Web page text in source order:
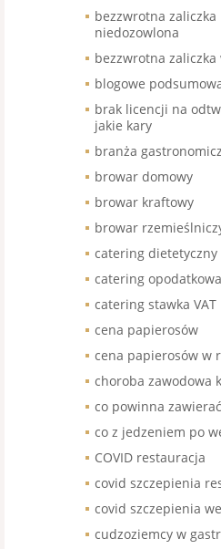
bezzwrotna zaliczka
niedozowlona
bezzwrotna
blogowe
brak licencji na
jakie kary
branża
browar domowy
browar kraftowy
browar
catering dietetyczny
catering
catering stawka VAT
cena papierosów
cena papierosów w
choroba zawodowa
co powinna
co z jedzeniem po
COVID restauracja
covid szczepienia
covid szczepienia
cudzoziemcy w